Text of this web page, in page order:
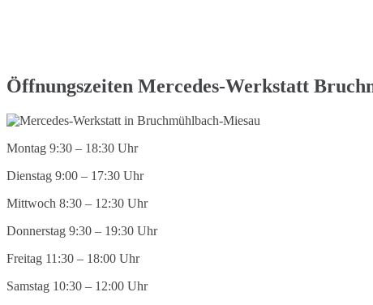
Öffnungszeiten Mercedes-Werkstatt
Montag 9:30 – 18:30 Uhr
Dienstag 9:00 – 17:30 Uhr
Mittwoch 8:30 – 12:30 Uhr
Donnerstag 9:30 – 19:30 Uhr
Freitag 11:30 – 18:00 Uhr
Samstag 10:30 – 12:00 Uhr